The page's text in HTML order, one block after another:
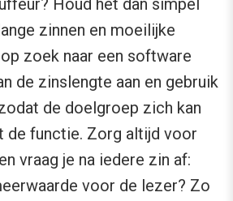
Houd het dan simpel
zinnen en moeilijke
zoek naar een software
de zinslengte aan en gebruik
de doelgroep zich kan
de functie. Zorg altijd voor
vraag je na iedere zin af:
voor de lezer? Zo